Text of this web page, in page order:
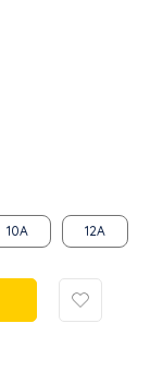
10A 12A